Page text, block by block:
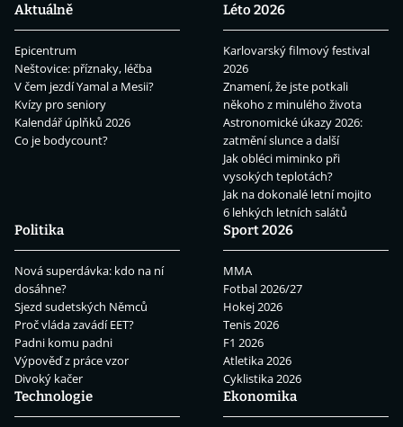
Aktuálně
Epicentrum
Neštovice: příznaky, léčba
V čem jezdí Yamal a Mesii?
Kvízy pro seniory
Kalendář úplňků 2026
Co je bodycount?
Léto 2026
Karlovarský filmový festival
2026
Znamení, že jste potkali
někoho z minulého života
Astronomické úkazy 2026:
zatmění slunce a další
Jak obléci miminko při
vysokých teplotách?
Jak na dokonalé letní mojito
6 lehkých letních salátů
Politika
Nová superdávka: kdo na ní
dosáhne?
Sjezd sudetských Němců
Proč vláda zavádí EET?
Padni komu padni
Výpověď z práce vzor
Divoký kačer
Sport 2026
MMA
Fotbal 2026/27
Hokej 2026
Tenis 2026
F1 2026
Atletika 2026
Cyklistika 2026
Technologie
Ekonomika